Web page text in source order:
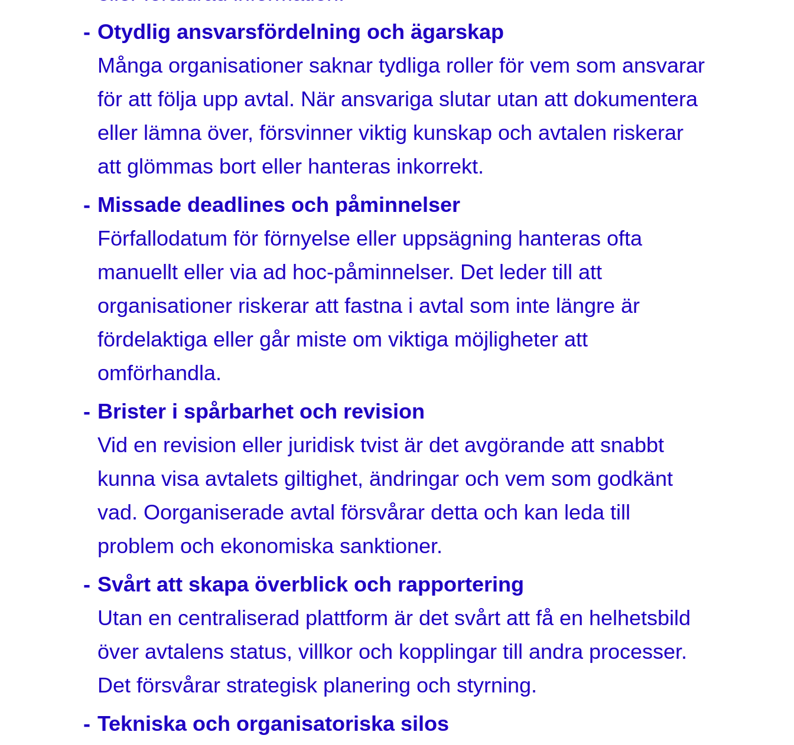
Otydlig ansvarsfördelning och ägarskap
Många organisationer saknar tydliga roller för vem som ansvarar
för att följa upp avtal. När ansvariga slutar utan att dokumentera
eller lämna över, försvinner viktig kunskap och avtalen riskerar
att glömmas bort eller hanteras inkorrekt.
Missade deadlines och påminnelser
Förfallodatum för förnyelse eller uppsägning hanteras ofta
manuellt eller via ad hoc-påminnelser. Det leder till att
organisationer riskerar att fastna i avtal som inte längre är
fördelaktiga eller går miste om viktiga möjligheter att
omförhandla.
Brister i spårbarhet och revision
Vid en revision eller juridisk tvist är det avgörande att snabbt
kunna visa avtalets giltighet, ändringar och vem som godkänt
vad. Oorganiserade avtal försvårar detta och kan leda till
problem och ekonomiska sanktioner.
Svårt att skapa överblick och rapportering
Utan en centraliserad plattform är det svårt att få en helhetsbild
över avtalens status, villkor och kopplingar till andra processer.
Det försvårar strategisk planering och styrning.
Tekniska och organisatoriska silos